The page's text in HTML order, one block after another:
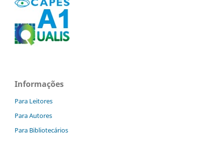
Informações
Para Leitores
Para Autores
Para Bibliotecários